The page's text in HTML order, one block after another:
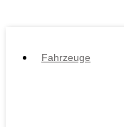
Fahrzeuge